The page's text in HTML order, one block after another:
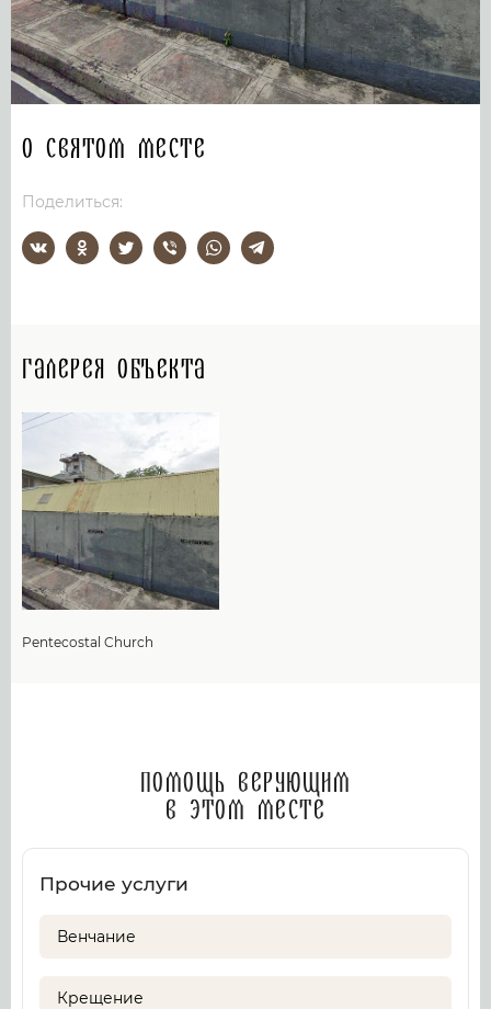
О святом месте
Поделиться:
Галерея объекта
Pentecostal Church
Помощь верующим
в этом месте
Прочие услуги
Венчание
Крещение